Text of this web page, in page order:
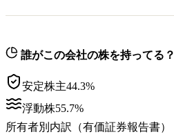
誰がこの会社の株を持ってる？
安定株主44.3%
浮動株55.7%
所有者別内訳（有価証券報告書）